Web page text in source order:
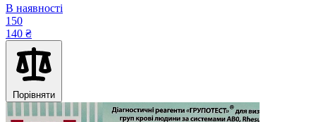
В наявності
150
140 ₴
Порівняти